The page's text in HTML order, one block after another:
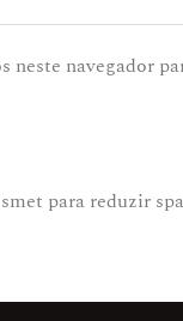
neste navegador
para reduzir